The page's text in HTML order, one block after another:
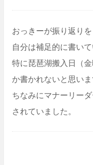
おっきーが振り返り
自分は補足的に書い
特に琵琶湖搬入日（
か書かれないと思いま
ちなみにマナーリー
されていました。